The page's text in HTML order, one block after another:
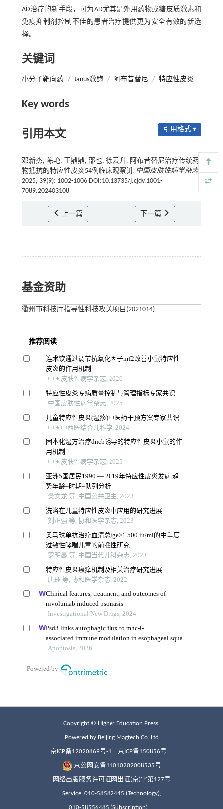
AD治疗的新手段，可为AD尤其是外用药物或糖皮质激素和
免疫抑制剂控制不佳的患者治疗提供更为安全有效的新选
择。
关键词
小分子靶向药 / Janus激酶 / 阿布昔替尼 / 特应性皮炎
Key words
引用本文 引用格式 ▾
邓新杰, 陈艳, 王鼎鼎, 邵也, 徐云升. 阿布昔替尼治疗传统药
物抵抗的特应性皮炎54例临床观察[J]. 中国皮肤性病学杂志,
2025, 39(9): 1002-1006 DOI:10.13735/j.cjdv.1001-
7089.202403108
上一篇 下一篇
基金资助
衢州市科技厅指导性科技攻关项目(2021014)
Copyright © Higher Education Press.
Powered by Beijing Magtech Co. Ltd
京ICP备12020869号-1 京ICP备150856号
京公网安备11010202008535号
网络出版服务许可证网出证(京)字第127号
Service: 010-58582445 (Technology);
010-58556485 (Subscription)